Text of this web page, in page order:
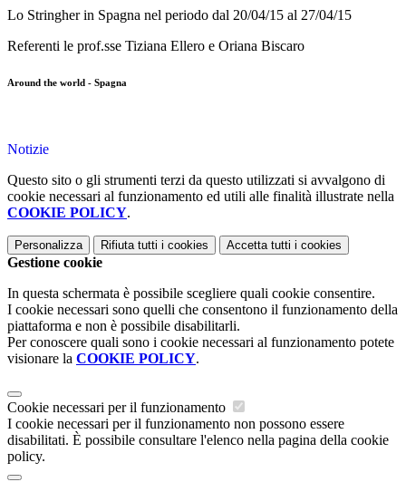
Lo Stringher in Spagna nel periodo dal 20/04/15 al 27/04/15
Referenti le prof.sse Tiziana Ellero e Oriana Biscaro
Around the world - Spagna
Notizie
Questo sito o gli strumenti terzi da questo utilizzati si avvalgono di
cookie necessari al funzionamento ed utili alle finalità illustrate nella
COOKIE POLICY.
Personalizza Rifiuta tutti i cookies Accetta tutti i cookies
Gestione cookie
In questa schermata è possibile scegliere quali cookie consentire.
I cookie necessari sono quelli che consentono il funzionamento della
piattaforma e non è possibile disabilitarli.
Per conoscere quali sono i cookie necessari al funzionamento potete
visionare la COOKIE POLICY.
Cookie necessari per il funzionamento
I cookie necessari per il funzionamento non possono essere
disabilitati. È possibile consultare l'elenco nella pagina della cookie
policy.